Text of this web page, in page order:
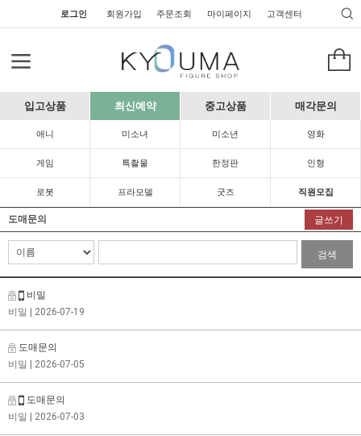
로그인 회원가입 주문조회 마이페이지 고객센터
입고상품 최신예약 중고상품 매각문의
애니 미소녀 미소년 영화
게임 특촬물 한정판 인형
로봇 프라모델 굿즈 직원모집
도매문의 글쓰기
검색
비밀
비밀
| 2026-07-19
도매문의
비밀
| 2026-07-05
도매문의
비밀
| 2026-07-03